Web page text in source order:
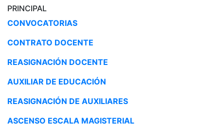
PRINCIPAL
CONVOCATORIAS
CONTRATO DOCENTE
REASIGNACIÓN DOCENTE
AUXILIAR DE EDUCACIÓN
REASIGNACIÓN DE AUXILIARES
ASCENSO ESCALA MAGISTERIAL